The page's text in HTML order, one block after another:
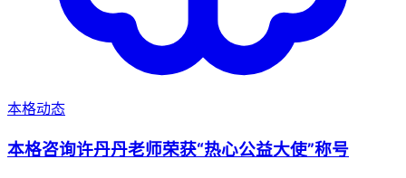
本格动态
本格咨询许丹丹老师荣获“热心公益大使”称号